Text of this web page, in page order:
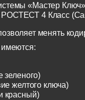
«Мастер
РОСТЕСТ 4 Класс
менять
имеются:
зеленого)
желтого ключа)
красный)